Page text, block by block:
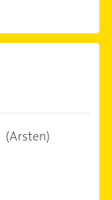
(Arsten)